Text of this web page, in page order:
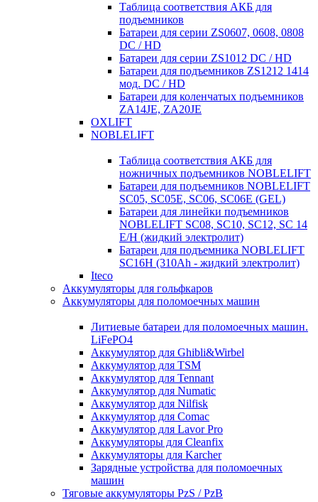
Таблица соответствия АКБ для
подъемников
Батареи для серии ZS0607, 0608, 0808
DC / HD
Батареи для серии ZS1012 DC / HD
Батареи для подъемников ZS1212 1414
мод. DC / HD
Батареи для коленчатых подъемников
ZA14JE, ZA20JE
OXLIFT
NOBLELIFT
Таблица соответствия АКБ для
ножничных подъемников NOBLELIFT
Батареи для подъемников NOBLELIFT
SC05, SC05E, SC06, SC06E (GEL)
Батареи для линейки подъемников
NOBLELIFT SC08, SC10, SC12, SC 14
E/H (жидкий электролит)
Батареи для подъемника NOBLELIFT
SC16H (310Ah - жидкий электролит)
Iteco
Аккумуляторы для гольфкаров
Аккумуляторы для поломоечных машин
Литиевые батареи для поломоечных машин.
LiFePO4
Аккумулятор для Ghibli&Wirbel
Аккумулятор для TSM
Аккумулятор для Tennant
Аккумулятор для Numatic
Аккумулятор для Nilfisk
Аккумулятор для Comac
Аккумулятор для Lavor Pro
Аккумуляторы для Cleanfix
Аккумуляторы для Karcher
Зарядные устройства для поломоечных
машин
Тяговые аккумуляторы PzS / PzB